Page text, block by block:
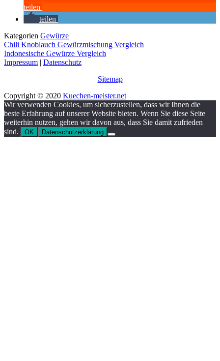
teilen
teilen
Kategorien Gewürze
Chili Knoblauch Gewürzmischung Vergleich
Indonesische Gewürze Vergleich
Impressum | Datenschutz
Sitemap
Copyright © 2020 Kuechen-meister.net
Wir verwenden Cookies, um sicherzustellen, dass wir Ihnen die
beste Erfahrung auf unserer Website bieten. Wenn Sie diese Seite
weiterhin nutzen, gehen wir davon aus, dass Sie damit zufrieden
sind.
OK Datenschutzerklärung